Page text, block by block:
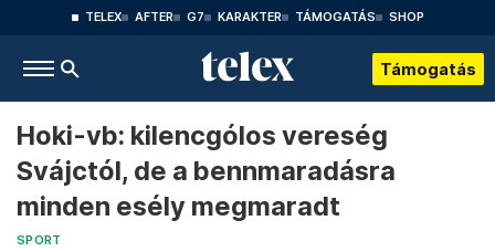
TELEX AFTER G7 KARAKTER TÁMOGATÁS SHOP
Támogatás
Hoki-vb: kilencgólos vereség
Svájctól, de a bennmaradásra
minden esély megmaradt
SPORT